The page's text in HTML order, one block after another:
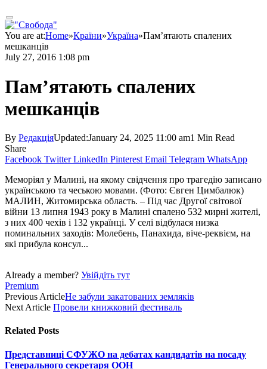
You are at:Home»Країни»Україна»Пам’ятають спалених
мешканців
July 27, 2016 1:08 pm
Пам’ятають спалених
мешканців
By РедакціяUpdated:January 24, 2025 11:00 am1 Min Read
Share
Facebook Twitter LinkedIn Pinterest Email Telegram WhatsApp
Меморіял у Малині, на якому свідчення про трагедію записано
українською та чеською мовами. (Фото: Євген Цимбалюк)
МАЛИН, Житомирська область. – Під час Другої світової
війни 13 липня 1943 року в Малині спалено 532 мирні жителі,
з них 400 чехів і 132 українці. У селі відбулася низка
поминальних заходів: Молебень, Панахида, віче-реквієм, на
які прибула консул...
Already a member? Увійдіть тут
Premium
Previous ArticleНе забули закатованих земляків
Next Article Провели книжковий фестиваль
Related Posts
Представниці СФУЖО на дебатах кандидатів на посаду
Генерального секретаря ООН